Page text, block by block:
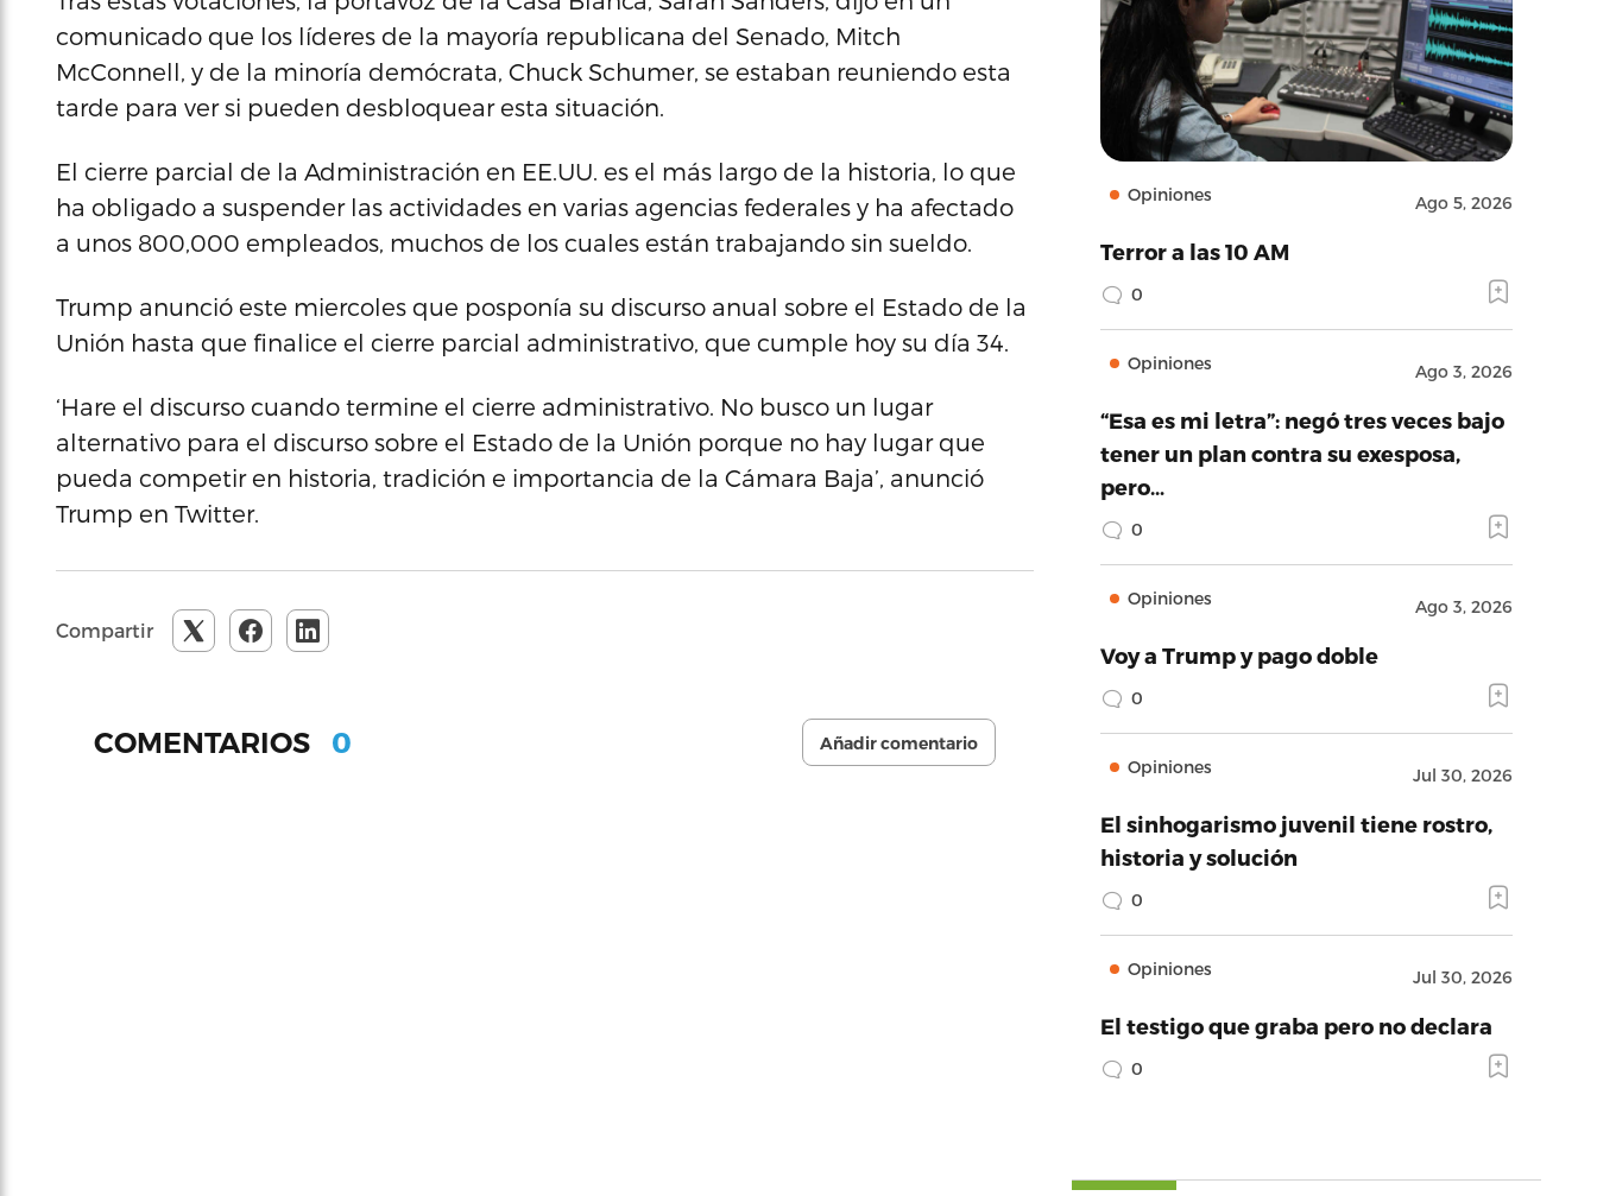
comunicado que los líderes de la mayoría republicana del Senado, Mitch
McConnell, y de la minoría demócrata, Chuck Schumer, se estaban reuniendo esta
tarde para ver si pueden desbloquear esta situación.
El cierre parcial de la Administración en EE.UU. es el más largo de la historia, lo que
ha obligado a suspender las actividades en varias agencias federales y ha afectado
a unos 800,000 empleados, muchos de los cuales están trabajando sin sueldo.
Trump anunció este miercoles que posponía su discurso anual sobre el Estado de la
Unión hasta que finalice el cierre parcial administrativo, que cumple hoy su día 34.
‘Hare el discurso cuando termine el cierre administrativo. No busco un lugar
alternativo para el discurso sobre el Estado de la Unión porque no hay lugar que
pueda competir en historia, tradición e importancia de la Cámara Baja’, anunció
Trump en Twitter.
Compartir
COMENTARIOS 0 Añadir comentario
Opiniones Ago 5, 2026
Terror a las 10 AM
0
Opiniones Ago 3, 2026
“Esa es mi letra”: negó tres veces bajo
tener un plan contra su exesposa,
pero…
0
Opiniones Ago 3, 2026
Voy a Trump y pago doble
0
Opiniones Jul 30, 2026
El sinhogarismo juvenil tiene rostro,
historia y solución
0
Opiniones Jul 30, 2026
El testigo que graba pero no declara
0